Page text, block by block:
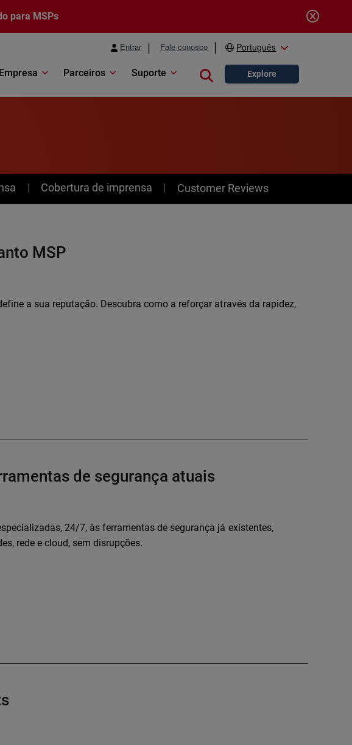
para MSPs
Entrar Fale conosco Português
Empresa Parceiros Suporte Close search
Explore
Cobertura de imprensa Customer Reviews
MSP
a sua reputação. Descubra como a reforçar através da rapidez,
de segurança atuais
24/7, às ferramentas de segurança já existentes,
rede e cloud, sem disrupções.